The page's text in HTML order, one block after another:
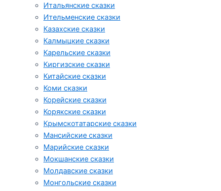
Итальянские сказки
Ительменские сказки
Казахские сказки
Калмыцкие сказки
Карельские сказки
Киргизские сказки
Китайские сказки
Коми сказки
Корейские сказки
Корякские сказки
Крымскотатарские сказки
Мансийские сказки
Марийские сказки
Мокшанские сказки
Молдавские сказки
Монгольские сказки